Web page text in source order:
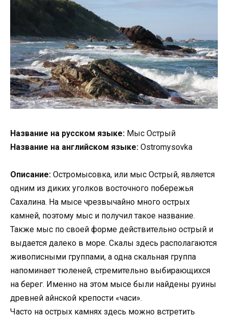
Название на русском языке: Мыс Острый
Название на английском языке: Ostromysovka
Описание: Остромысовка, или мыс Острый, является
одним из диких уголков восточного побережья
Сахалина. На мысе чрезвычайно много острых
камней, поэтому мыс и получил такое название.
Также мыс по своей форме действительно острый и
выдается далеко в море. Скалы здесь располагаются
живописными группами, а одна скальная группа
напоминает тюленей, стремительно выбирающихся
на берег. Именно на этом мысе были найдены руины
древней айнской крепости «часи».
Часто на острых камнях здесь можно встретить